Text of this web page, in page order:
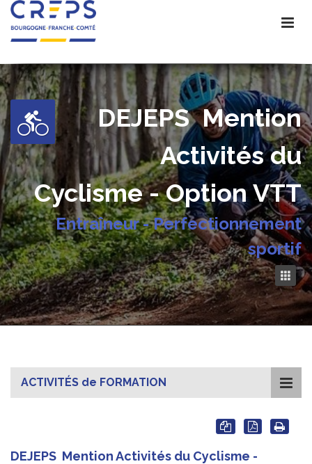
DEJEPSMention
Activités du
Cyclisme - Option VTT
Entraîneur - Perfectionnement
sportif
ACTIVITÉS de FORMATION
DEJEPS Mention Activités du Cyclisme -